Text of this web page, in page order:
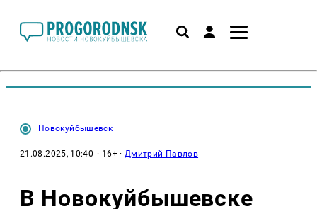
Новокуйбышевск
21.08.2025, 10:40 · 16+ ·Дмитрий Павлов
В Новокуйбышевске